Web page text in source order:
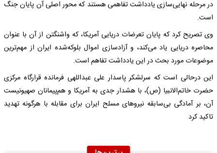
در مرحله نهایی‌سازی یادداشت تفاهمی هستند که محور اصلی آن پایان جنگ
است.
وی تصریح کرد که پایان تعرضات دریایی آمریکا، که واشنگتن از آن با عنوان
محاصره دریایی یاد می‌کند، و آزادسازی اموال بلوکه‌شده ایران از مهم‌ترین
موضوعات مورد بحث در این یادداشت تفاهم است.
این درحالی است که سرلشکر پاسدار علی عبداللهی فرمانده قرارگاه مرکزی
حضرت خاتم‌الانبیا (ص)، با هشدار جدی به آمریکا و هم‌پیمانان صهیونیست
آن، بر آمادگی بی‌سابقه نیروهای مسلح ایران برای مقابله با هرگونه تهدید
تاکید کرد